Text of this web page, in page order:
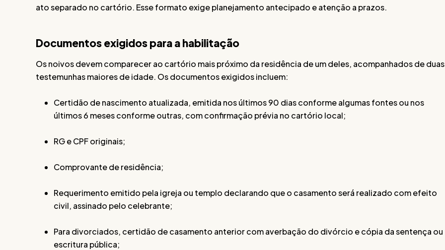
ato separado no cartório. Esse formato exige planejamento antecipado e atenção a prazos.
Documentos exigidos para a habilitação
Os noivos devem comparecer ao cartório mais próximo da residência de um deles, acompanhados de duas
testemunhas maiores de idade. Os documentos exigidos incluem:
Certidão de nascimento atualizada, emitida nos últimos 90 dias conforme algumas fontes ou nos
últimos 6 meses conforme outras, com confirmação prévia no cartório local;
RG e CPF originais;
Comprovante de residência;
Requerimento emitido pela igreja ou templo declarando que o casamento será realizado com efeito
civil, assinado pelo celebrante;
Para divorciados, certidão de casamento anterior com averbação do divórcio e cópia da sentença ou
escritura pública;